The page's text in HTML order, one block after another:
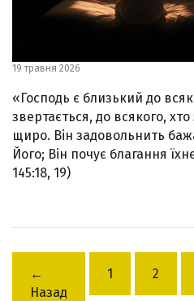
19 травня 2026
«Господь є близький до
звертається, до всякого,
щиро. Він задовольнить
Його; Він почує благання
145:18, 19)
←
Назад
1 2